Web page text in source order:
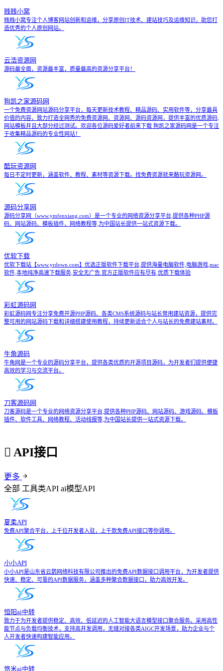
贱贱小窝
贱贱小窝专注个人博客网站创新和运维，分享原创IT技术、建站技巧及运维知识，助您打
造优秀的个人原创网站。
云浩资源网
源码最全面，资源最丰富，质量最高的资源分享平台！
狗凯之家源码网
一个免费资源网站源码分享平台，每天更新技术教程、精品源码、实用软件等，分享最具
价值的内容，致力打造全网秀的免费资源网、资源网、源码资源网，提供丰富的优质源码,
网站模板并且大部分经过测试。欢迎各位源码爱好者前来下载 狗凯之家源码网是一个专注
于收集精品源码的专业性网站！
酷玩资源网
每日不定时更新，涵盖软件、教程、素材等资源下载。找免费资源就来酷玩资源网。
源码分享网
源码分享网（www.ymfenxiang.com）是一个专业的网络资源分享平台,提供各种PHP源
码、网站源码、模板插件、网络教程等,为中国站长提供一站式资源下载。
优软下载
优软下载站【www.yrdown.com】优选正版软件下载平台,提供海量电脑软件,电脑游戏,mac
软件,本地纯净高速下载服务,安全无广告.官方正版软件应有尽有,优质下载体验
彩虹源码网
彩虹源码网专注分享免费开源PHP源码、各类CMS系统源码与站长常用建站资源，提供完
整可用的网站源码下载和详细搭建使用教程，持续更新适合个人与站长的免费建站素材。
牛角源码
牛角网是一个专业的源码分享平台，提供各类优质的开源项目源码，为开发者们提供便捷
高效的学习与交流平台。
刀客源码网
刀客源码是一个专业的网络资源分享平台,提供各种PHP源码、网站源码、游戏源码、模板
插件、软件工具、网络教程、活动线报等,为中国站长提供一站式资源下载。
API接口
更多
全部 工具类API ai模型API
夏柔API
免费API聚合平台，上千位开发者入驻，上千款免费API接口等你调用。
小小API
小小API是山东省云鹊网络科技有限公司推出的免费API数据接口调用平台，为开发者提供
快速、稳定、可靠的API数据服务，涵盖多种聚合数据接口，助力高效开发。
恒阳ai中转
致力于为开发者提供稳定、高效、低延迟的人工智能大语言模型接口聚合服务。采用高性
能节点与负载均衡技术，支持高并发调用，无缝对接各类AIGC开发场景，助力企业与个
人开发者快速构建智能应用。
悠米ai中转